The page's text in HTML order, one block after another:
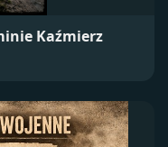
Kaźmierz